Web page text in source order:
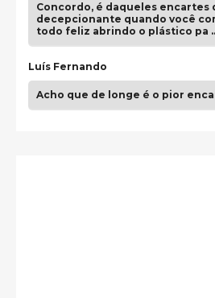
Concordo, é daqueles encartes
decepcionante quando você
todo feliz abrindo o plástico pa
Luís Fernando
Acho que de longe é o pior